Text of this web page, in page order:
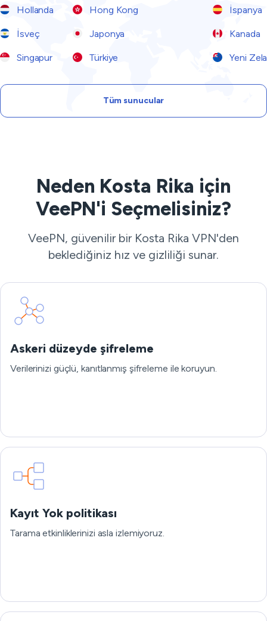
Hollanda Hong Kong İspanya
İsveç Japonya Kanada
Singapur Türkiye Yeni
Tüm sunucular
Neden Kosta Rika için
VeePN'i Seçmelisiniz?
VeePN, güvenilir bir Kosta Rika VPN'den
beklediğiniz hız ve gizliliği sunar.
Askeri düzeyde şifreleme
Verilerinizi güçlü, kanıtlanmış şifreleme ile koruyun.
Kayıt Yok politikası
Tarama etkinliklerinizi asla izlemiyoruz.